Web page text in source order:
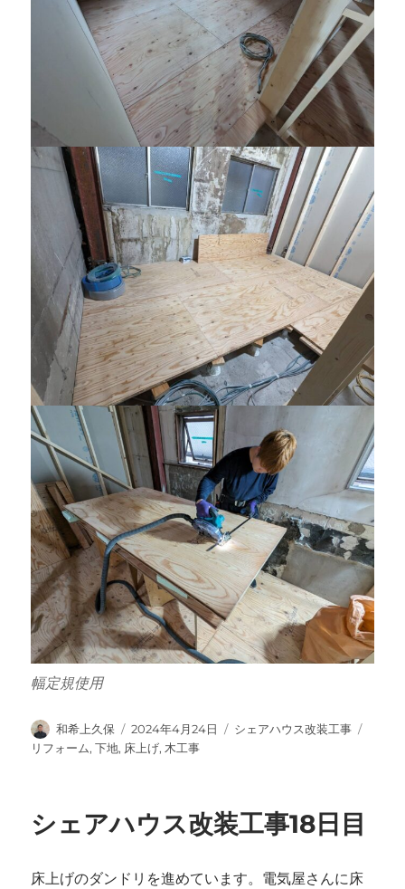
幅定規使用
投
稿
和希上久保
投
稿
2024年4月24日
カ
シェアハウス改装工事
リフォーム,下地, 床上げ, 木工事
シェアハウス改装工事18日目
床上げのダンドリを進めています。電気屋さんに床